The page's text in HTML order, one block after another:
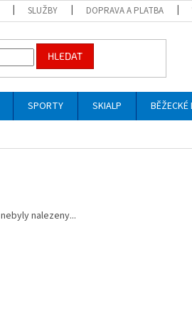
SLUŽBY DOPRAVA A PLATBA
HLEDAT
SPORTY SKIALP BĚŽECKÉ
nebyly nalezeny...